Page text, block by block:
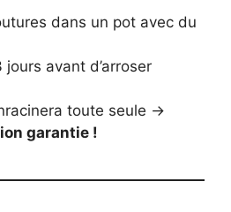
dans un pot avec du
avant d’arroser
toute seule →
garantie !